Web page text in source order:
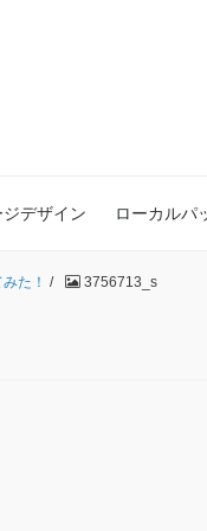
デザイン ローカルパ
た！ / 3756713_s